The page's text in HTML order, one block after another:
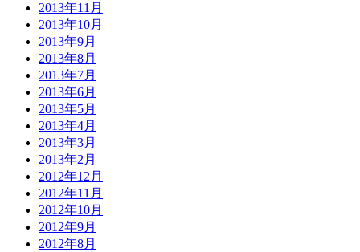
2013年11月
2013年10月
2013年9月
2013年8月
2013年7月
2013年6月
2013年5月
2013年4月
2013年3月
2013年2月
2012年12月
2012年11月
2012年10月
2012年9月
2012年8月